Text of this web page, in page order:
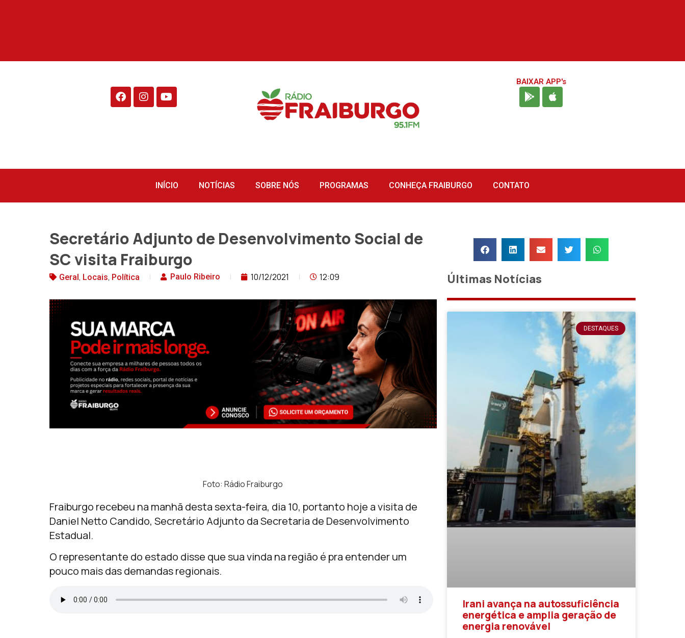
BAIXAR APP's
INÍCIO NOTÍCIAS SOBRE NÓS PROGRAMAS CONHEÇA FRAIBURGO CONTATO
Secretário Adjunto de Desenvolvimento Social de
SC visita Fraiburgo
Geral, Locais, Política Paulo Ribeiro 10/12/2021 12:09
Foto: Rádio Fraiburgo
Fraiburgo recebeu na manhã desta sexta-feira, dia 10, portanto hoje a visita de
Daniel Netto Candido, Secretário Adjunto da Secretaria de Desenvolvimento
Estadual.
O representante do estado disse que sua vinda na região é pra entender um
pouco mais das demandas regionais.
Últimas Notícias
DESTAQUES
Irani avança na autossuficiência
energética e amplia geração de
energia renovável